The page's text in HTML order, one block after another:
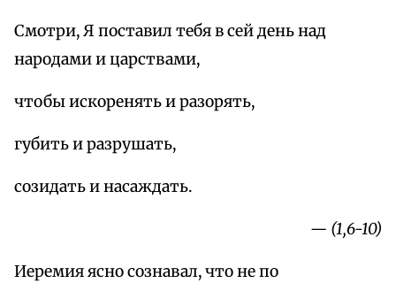
Смотри, Я поставил тебя в сей день над
народами и царствами,
чтобы искоренять и разорять,
губить и разрушать,
созидать и насаждать.
— (1,6-10)
Иеремия ясно сознавал, что не по